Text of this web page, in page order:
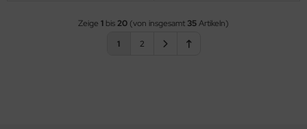
Zeige 1 bis20 (von insgesamt 35Artikeln)
1
2